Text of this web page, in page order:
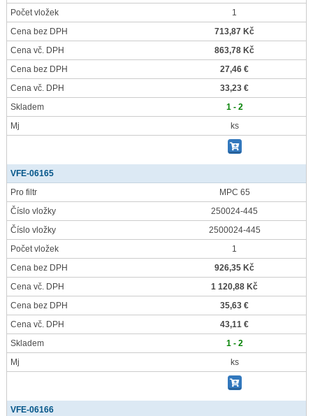
Počet vložek
1
Cena bez DPH
713,87 Kč
Cena vč. DPH
863,78 Kč
Cena bez DPH
27,46 €
Cena vč. DPH
33,23 €
Skladem
1 - 2
Mj
ks
VFE-06165
Pro filtr
MPC 65
Číslo vložky
250024-445
Číslo vložky
2500024-445
Počet vložek
1
Cena bez DPH
926,35 Kč
Cena vč. DPH
1 120,88 Kč
Cena bez DPH
35,63 €
Cena vč. DPH
43,11 €
Skladem
1 - 2
Mj
ks
VFE-06166